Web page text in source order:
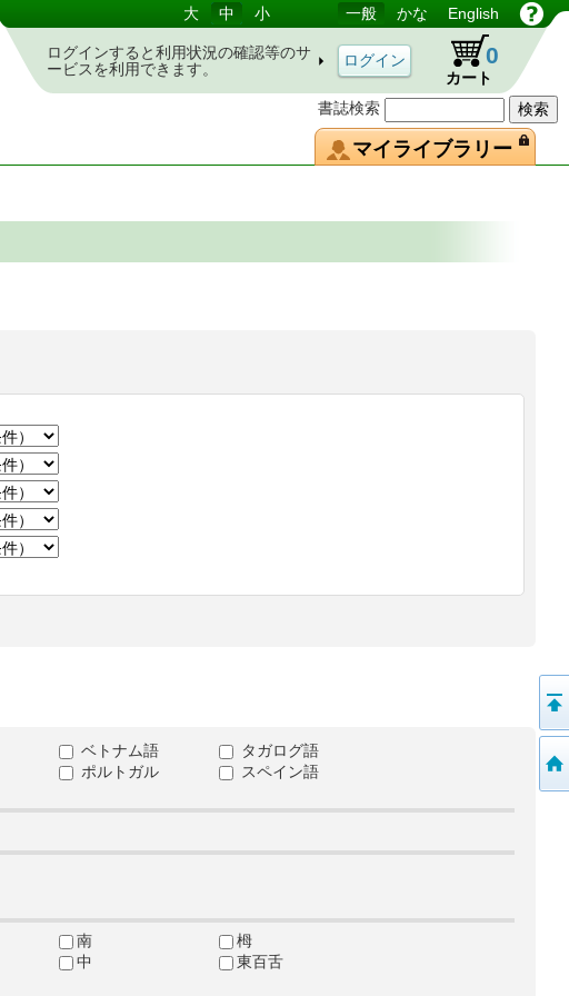
書誌検索
大 中 小 一般 かな English
ログインすると利用状況の確認等のサ
ービスを利用できます。
カート
0
マイライブラリー
ベトナム語
タガログ語
ポルトガル
スペイン語
南
栂
中
東百舌